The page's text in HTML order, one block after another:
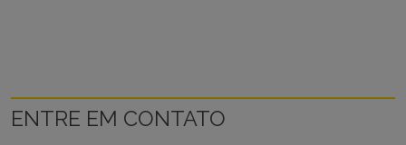
ENTRE EM CONTATO